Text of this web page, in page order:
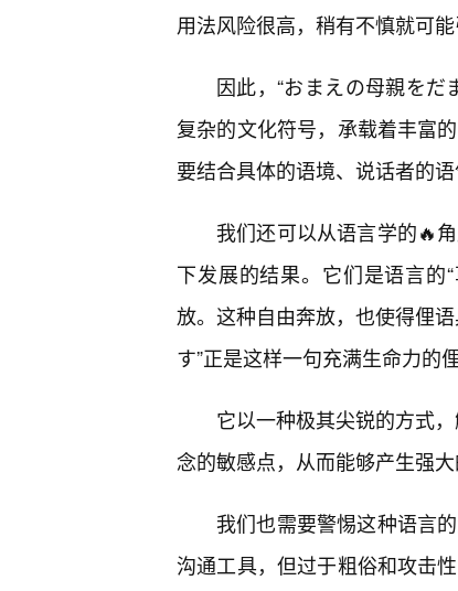
用法风险很高，稍有不慎就可能
因此，“おまえの母親を
复杂的文化符号，承载着丰富
要结合具体的语境、说话者的
我们还可以从语言学的🔥
下发展的结果。它们是语言的
放。这种自由奔放，也使得俚
す”正是这样一句充满生命力的俚
它以一种极其尖锐的方式
念的敏感点，从而能够产生强大
我们也需要警惕这种语言
沟通工具，但过于粗俗和攻击